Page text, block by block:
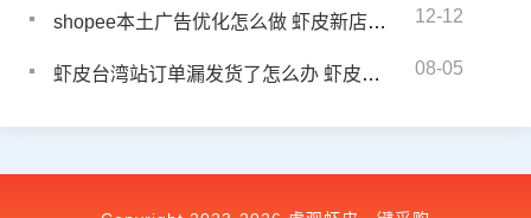
shopee本土广告优化怎么做 虾皮新店如何提高流量 12-12
虾皮台湾站订单漏发货了怎么办 虾皮漏发商品给客户怎么补发 08-05